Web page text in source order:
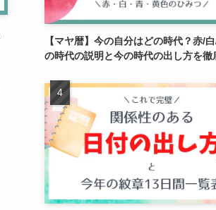
【マヤ暦】今の自分はどの時代？赤/
の時代の説明と今の時代の出し方を徹